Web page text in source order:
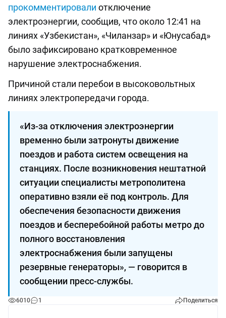
прокомментировали отключение
электроэнергии, сообщив, что около 12:41 на
линиях «Узбекистан», «Чиланзар» и «Юнусабад»
было зафиксировано кратковременное
нарушение электроснабжения.
Причиной стали перебои в высоковольтных
линиях электропередачи города.
«Из-за отключения электроэнергии
временно были затронуты движение
поездов и работа систем освещения на
станциях. После возникновения нештатной
ситуации специалисты метрополитена
оперативно взяли её под контроль. Для
обеспечения безопасности движения
поездов и бесперебойной работы метро до
полного восстановления
электроснабжения были запущены
резервные генераторы», — говорится в
сообщении пресс-службы.
6010 1 Поделиться